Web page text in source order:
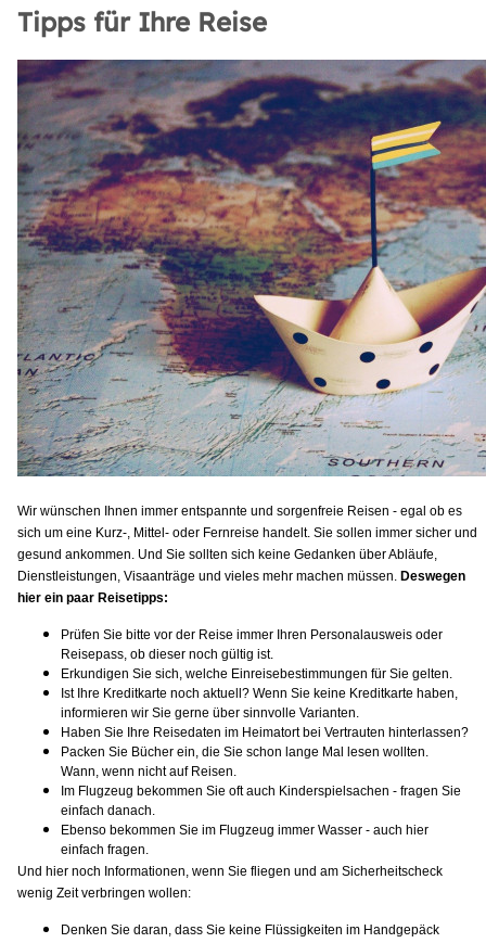
Tipps für Ihre Reise
Wir wünschen Ihnen immer entspannte und sorgenfreie Reisen - egal ob es
sich um eine Kurz-, Mittel- oder Fernreise handelt. Sie sollen immer sicher und
gesund ankommen. Und Sie sollten sich keine Gedanken über Abläufe,
Dienstleistungen, Visaanträge und vieles mehr machen müssen. Deswegen
hier ein paar Reisetipps:
Prüfen Sie bitte vor der Reise immer Ihren Personalausweis oder
Reisepass, ob dieser noch gültig ist.
Erkundigen Sie sich, welche Einreisebestimmungen für Sie gelten.
Ist Ihre Kreditkarte noch aktuell? Wenn Sie keine Kreditkarte haben,
informieren wir Sie gerne über sinnvolle Varianten.
Haben Sie Ihre Reisedaten im Heimatort bei Vertrauten hinterlassen?
Packen Sie Bücher ein, die Sie schon lange Mal lesen wollten.
Wann, wenn nicht auf Reisen.
Im Flugzeug bekommen Sie oft auch Kinderspielsachen - fragen Sie
einfach danach.
Ebenso bekommen Sie im Flugzeug immer Wasser - auch hier
einfach fragen.
Und hier noch Informationen, wenn Sie fliegen und am Sicherheitscheck
wenig Zeit verbringen wollen:
Denken Sie daran, dass Sie keine Flüssigkeiten im Handgepäck